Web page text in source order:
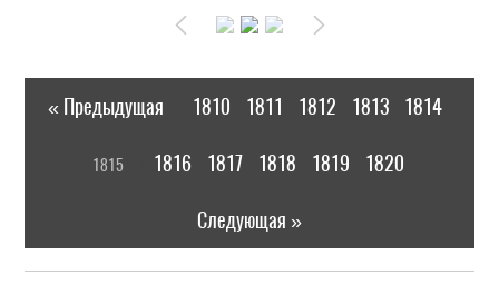
« Предыдущая 1810 1811 1812 1813 1814
1815 1816 1817 1818 1819 1820
Следующая »